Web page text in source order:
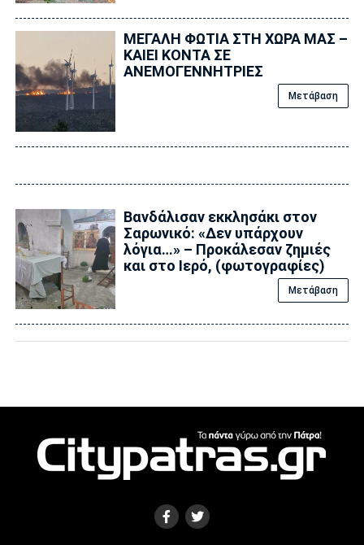
ΜΕΓΑΛΗ ΦΩΤΙΑ ΣΤΗ ΧΩΡΑ ΜΑΣ –
ΚΑΙΕΙ ΚΟΝΤΑ ΣΕ
ΑΝΕΜΟΓΕΝΝΗΤΡΙΕΣ
Μετάβαση
Βανδάλισαν εκκλησάκι στον
Σαρωνικό: «Δεν υπάρχουν
λόγια…» – Προκάλεσαν ζημιές
και στο Ιερό, (φωτογραφίες)
Μετάβαση